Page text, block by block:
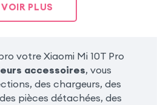
VOIR PLUS
votre Xiaomi Mi 10T Pro
accessoires, vous
des chargeurs, des
pièces détachées, des